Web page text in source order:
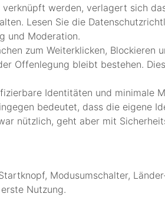
werden, verlagert sich
Lesen Sie die
und Moderation.
zum Weiterklicken, Blockieren
Offenlegung bleibt bestehen.
Identitäten und minimale
bedeutet, dass die eigene
nützlich, geht aber mit
Modusumschalter,
Nutzung.